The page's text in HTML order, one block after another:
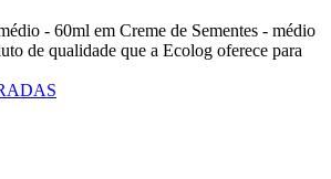
- 60ml em Creme de Sementes - médio
de qualidade que a Ecolog oferece para